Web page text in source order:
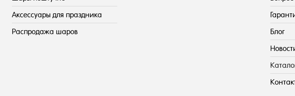
Аксессуары для праздника
Распродажа шаров
Блог